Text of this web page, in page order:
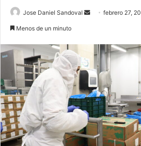
Jose Daniel Sandoval
Sendfebrero 27,
Menos de un minuto